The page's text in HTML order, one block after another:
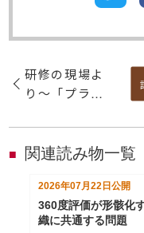
研修の現場よ
り～「プラス
ける中堅社員
を育てる
■ 関連読み物一覧
2026年07月22日 公開
360度評価が形骸化
織に共通する問題